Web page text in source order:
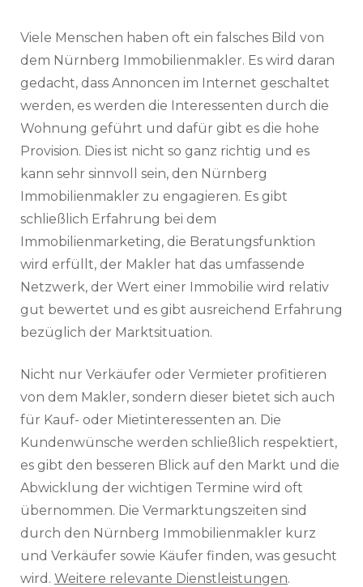
Viele Menschen haben oft ein falsches Bild von
dem Nürnberg Immobilienmakler. Es wird daran
gedacht, dass Annoncen im Internet geschaltet
werden, es werden die Interessenten durch die
Wohnung geführt und dafür gibt es die hohe
Provision. Dies ist nicht so ganz richtig und es
kann sehr sinnvoll sein, den Nürnberg
Immobilienmakler zu engagieren. Es gibt
schließlich Erfahrung bei dem
Immobilienmarketing, die Beratungsfunktion
wird erfüllt, der Makler hat das umfassende
Netzwerk, der Wert einer Immobilie wird relativ
gut bewertet und es gibt ausreichend Erfahrung
bezüglich der Marktsituation.
Nicht nur Verkäufer oder Vermieter profitieren
von dem Makler, sondern dieser bietet sich auch
für Kauf- oder Mietinteressenten an. Die
Kundenwünsche werden schließlich respektiert,
es gibt den besseren Blick auf den Markt und die
Abwicklung der wichtigen Termine wird oft
übernommen. Die Vermarktungszeiten sind
durch den Nürnberg Immobilienmakler kurz
und Verkäufer sowie Käufer finden, was gesucht
wird. Weitere relevante Dienstleistungen.